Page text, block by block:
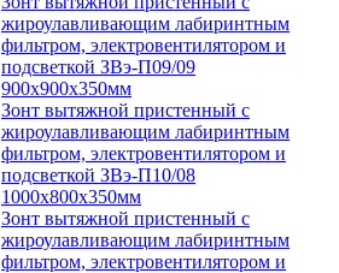
жироулавливающим лабиринтным
фильтром, электровентилятором и
подсветкой ЗВэ-П09/09
900х900х350мм
Зонт вытяжной пристенный с
жироулавливающим лабиринтным
фильтром, электровентилятором и
подсветкой ЗВэ-П10/08
1000х800х350мм
Зонт вытяжной пристенный с
жироулавливающим лабиринтным
фильтром, электровентилятором и